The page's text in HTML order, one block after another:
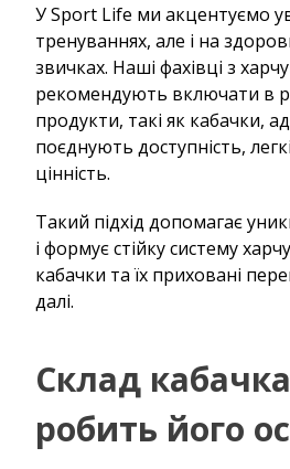
У Sport Life ми акцентуємо
тренуваннях, але і на
звичках. Наші фахівці з
рекомендують включати в
продукти, такі як кабачки,
поєднують доступність,
цінність.
Такий підхід допомагає
і формує стійку систему
кабачки та їх приховані
далі.
Склад
робить його